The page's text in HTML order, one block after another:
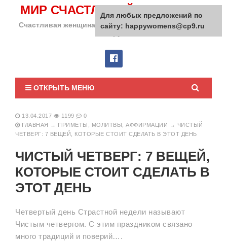
МИР СЧАСТЛИВОЙ ЖЕНЩИНЫ
Счастливая женщина сделает счастливым весь мир
ОТКРЫТЬ МЕНЮ
13.04.2017 1199
0
ГЛАВНАЯ → ПРИМЕТЫ, МОЛИТВЫ, АФФИРМАЦИИ → ЧИСТЫЙ
ЧЕТВЕРГ: 7 ВЕЩЕЙ, КОТОРЫЕ СТОИТ СДЕЛАТЬ В ЭТОТ ДЕНЬ
ЧИСТЫЙ ЧЕТВЕРГ: 7 ВЕЩЕЙ,
КОТОРЫЕ СТОИТ СДЕЛАТЬ В
ЭТОТ ДЕНЬ
Четвертый день Страстной недели называют
Чистым четвергом. С этим праздником связано
много традиций и поверий….
Для любых предложений по
сайту: happywomens@cp9.ru